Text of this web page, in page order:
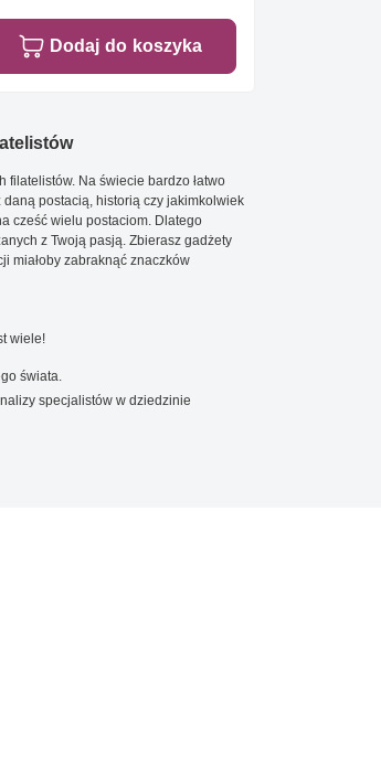
Dodaj do koszyka
filatelistów. Na świecie bardzo łatwo
postacią, historią czy jakimkolwiek
cześć wielu postaciom. Dlatego
z Twoją pasją. Zbierasz gadżety
miałoby zabraknąć znaczków
wiele!
świata.
specjalistów w dziedzinie